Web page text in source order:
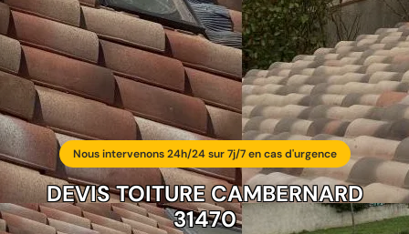
Nous intervenons 24h/24 sur 7j/7 en cas d'urgence
DEVIS TOITURE CAMBERNARD
31470